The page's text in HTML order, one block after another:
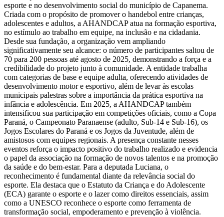
esporte e no desenvolvimento social do município de Capanema.
Criada com o propósito de promover o handebol entre crianças,
adolescentes e adultos, a AHANDCAP atua na formação esportiva,
no estímulo ao trabalho em equipe, na inclusão e na cidadania.
Desde sua fundação, a organização vem ampliando
significativamente seu alcance: o número de participantes saltou de
70 para 200 pessoas até agosto de 2025, demonstrando a força e a
credibilidade do projeto junto à comunidade. A entidade trabalha
com categorias de base e equipe adulta, oferecendo atividades de
desenvolvimento motor e esportivo, além de levar às escolas
municipais palestras sobre a importância da prática esportiva na
infância e adolescência. Em 2025, a AHANDCAP também
intensificou sua participação em competições oficiais, como a Copa
Paraná, o Campeonato Paranaense (adulto, Sub-14 e Sub-16), os
Jogos Escolares do Paraná e os Jogos da Juventude, além de
amistosos com equipes regionais. A presença constante nesses
eventos reforça o impacto positivo do trabalho realizado e evidencia
o papel da associação na formação de novos talentos e na promoção
da saúde e do bem-estar. Para a deputada Luciana, o
reconhecimento é fundamental diante da relevância social do
esporte. Ela destaca que o Estatuto da Criança e do Adolescente
(ECA) garante o esporte e o lazer como direitos essenciais, assim
como a UNESCO reconhece o esporte como ferramenta de
transformação social, empoderamento e prevenção à violência.